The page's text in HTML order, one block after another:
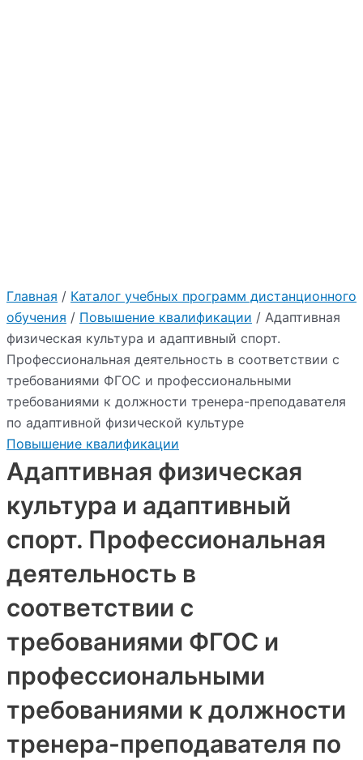
Главная / Каталог учебных программ дистанционного
обучения / Повышение квалификации / Адаптивная
физическая культура и адаптивный спорт.
Профессиональная деятельность в соответствии с
требованиями ФГОС и профессиональными
требованиями к должности тренера-преподавателя
по адаптивной физической культуре
Повышение квалификации
Адаптивная физическая
культура и адаптивный
спорт. Профессиональная
деятельность в
соответствии с
требованиями ФГОС и
профессиональными
требованиями к должности
тренера-преподавателя по